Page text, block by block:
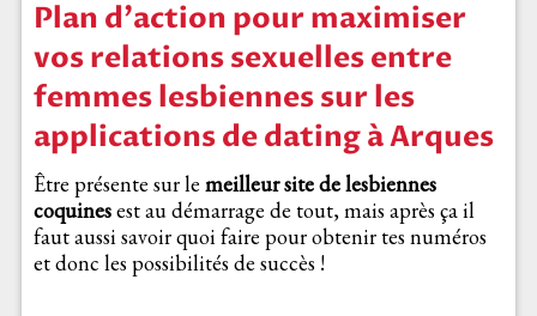
Plan d’action pour maximiser
vos relations sexuelles entre
femmes lesbiennes sur les
applications de dating à Arques
Être présente sur le meilleur site de lesbiennes
coquinesest au démarrage de tout, mais après ça il
faut aussi savoir quoi faire pour obtenir tes numéros
et donc les possibilités de succès !